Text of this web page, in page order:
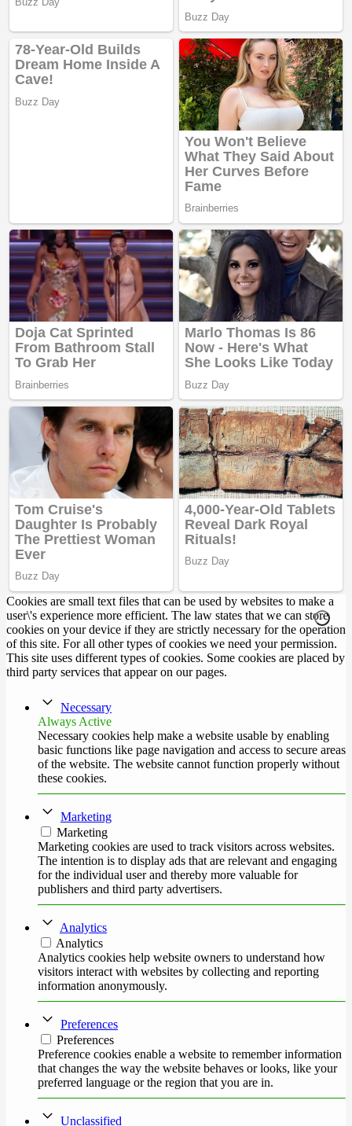
Cookies are small text files that can be used by websites to make a
user\'s experience more efficient. The law states that we can store
cookies on your device if they are strictly necessary for the operation
of this site. For all other types of cookies we need your permission.
This site uses different types of cookies. Some cookies are placed by
third party services that appear on our pages.
Necessary
Always Active
Necessary cookies help make a website usable by enabling
basic functions like page navigation and access to secure areas
of the website. The website cannot function properly without
these cookies.
Marketing
Marketing
Marketing cookies are used to track visitors across websites.
The intention is to display ads that are relevant and engaging
for the individual user and thereby more valuable for
publishers and third party advertisers.
Analytics
Analytics
Analytics cookies help website owners to understand how
visitors interact with websites by collecting and reporting
information anonymously.
Preferences
Preferences
Preference cookies enable a website to remember information
that changes the way the website behaves or looks, like your
preferred language or the region that you are in.
Unclassified